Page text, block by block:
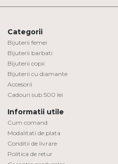
Categorii
Bijuterii femei
Bijuterii barbati
Bijuterii copii
Bijuterii cu diamante
Accesorii
Cadouri sub 500 lei
Informatii utile
Cum comand
Modalitati de plata
Conditii de livrare
Politica de retur